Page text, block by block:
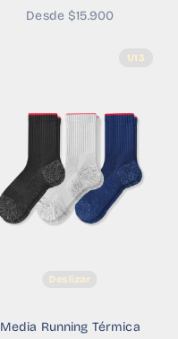
Precio de oferta
Desde $15.900
1/13
Deslizar
Media Running Térmica